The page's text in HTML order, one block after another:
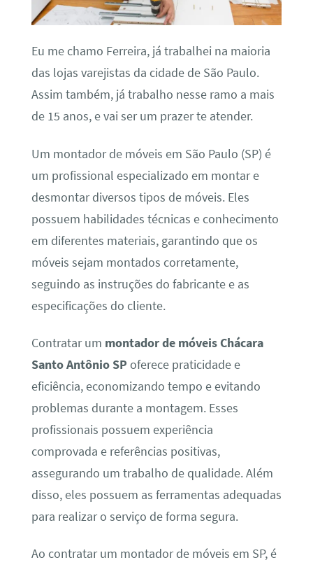
Eu me chamo Ferreira, já trabalhei na maioria
das lojas varejistas da cidade de São Paulo.
Assim também, já trabalho nesse ramo a mais
de 15 anos, e vai ser um prazer te atender.
Um montador de móveis em São Paulo (SP) é
um profissional especializado em montar e
desmontar diversos tipos de móveis. Eles
possuem habilidades técnicas e conhecimento
em diferentes materiais, garantindo que os
móveis sejam montados corretamente,
seguindo as instruções do fabricante e as
especificações do cliente.
Contratar um montador de móveis Chácara
Santo Antônio SP oferece praticidade e
eficiência, economizando tempo e evitando
problemas durante a montagem. Esses
profissionais possuem experiência
comprovada e referências positivas,
assegurando um trabalho de qualidade. Além
disso, eles possuem as ferramentas adequadas
para realizar o serviço de forma segura.
Ao contratar um montador de móveis em SP, é